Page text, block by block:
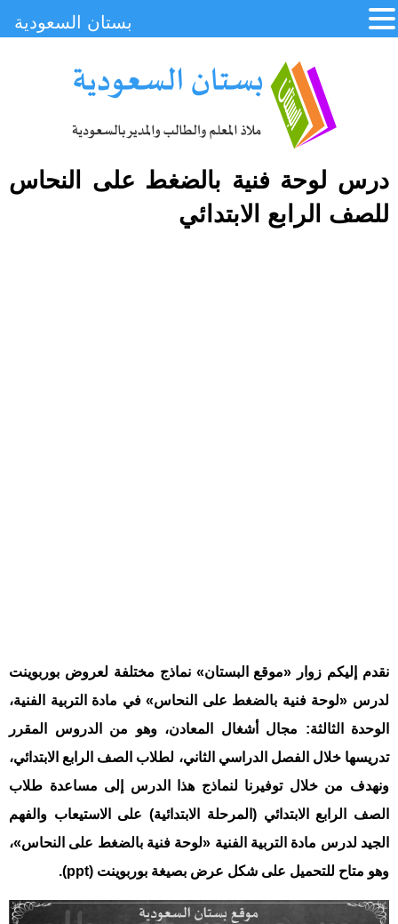
درس لوحة فنية بالضغط على النحاس
للصف الرابع الابتدائي
نقدم إليكم زوار «موقع البستان» نماذج مختلفة لعروض بوربوينت
لدرس «لوحة فنية بالضغط على النحاس» في مادة التربية الفنية،
الوحدة الثالثة: مجال أشغال المعادن، وهو من الدروس المقرر
تدريسها خلال الفصل الدراسي الثاني، لطلاب الصف الرابع الابتدائي،
ونهدف من خلال توفيرنا لنماذج هذا الدرس إلى مساعدة طلاب
الصف الرابع الابتدائي (المرحلة الابتدائية) على الاستيعاب والفهم
الجيد لدرس مادة التربية الفنية «لوحة فنية بالضغط على النحاس»،
وهو متاح للتحميل على شكل عرض بصيغة بوربوينت (ppt).
بستان السعودية